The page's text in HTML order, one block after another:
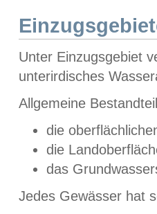
Unter Einzugsgebiet
unterirdisches
Allgemeine
die
die
das
Jedes Gewässer hat